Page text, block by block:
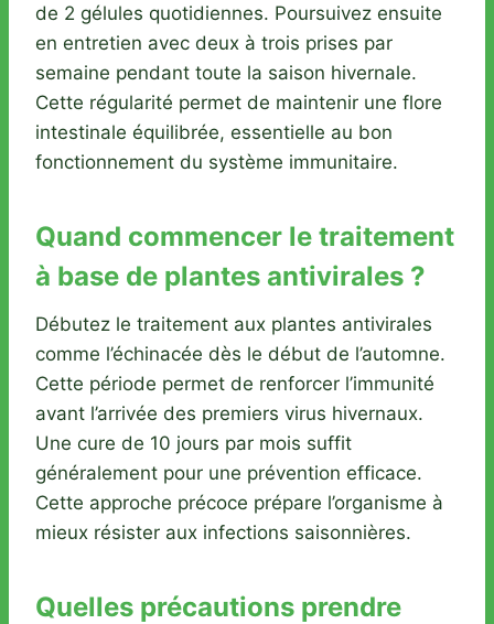
de 2 gélules quotidiennes. Poursuivez ensuite
en entretien avec deux à trois prises par
semaine pendant toute la saison hivernale.
Cette régularité permet de maintenir une flore
intestinale équilibrée, essentielle au bon
fonctionnement du système immunitaire.
Quand commencer le traitement
à base de plantes antivirales ?
Débutez le traitement aux plantes antivirales
comme l’échinacée dès le début de l’automne.
Cette période permet de renforcer l’immunité
avant l’arrivée des premiers virus hivernaux.
Une cure de 10 jours par mois suffit
généralement pour une prévention efficace.
Cette approche précoce prépare l’organisme à
mieux résister aux infections saisonnières.
Quelles précautions prendre